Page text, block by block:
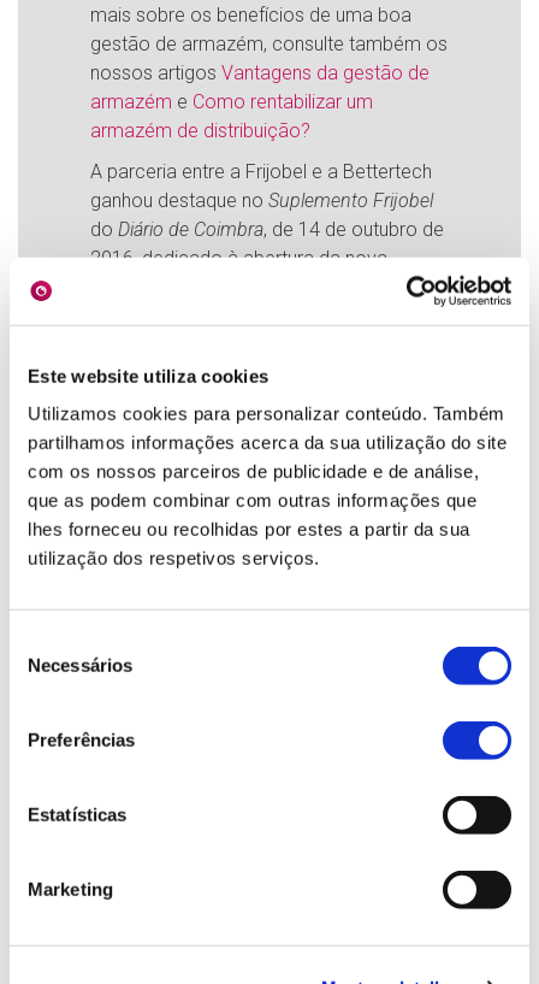
Este website utiliza cookies
Utilizamos cookies para personalizar conteúdo. Também
partilhamos informações acerca da sua utilização do site
com os nossos parceiros de publicidade e de análise,
que as podem combinar com outras informações que
lhes forneceu ou recolhidas por estes a partir da sua
utilização dos respetivos serviços.
Necessários
Preferências
Estatísticas
Marketing
mais sobre os benefícios de uma boa
gestão de armazém, consulte também os
nossos artigos Vantagens da gestão de
armazém e Como rentabilizar um
armazém de distribuição?
A parceria entre a Frijobel e a Bettertech
ganhou destaque no Suplemento Frijobel
do Diário de Coimbra, de 14 de outubro de
2016, dedicado à abertura da nova
produção da empresa, de 15 para 40
toneladas diárias. O artigo destacou o
Geslog como o sistema escolhido para
gerir o armazém, os recursos humanos e
a relação com fornecedores e clientes,
Lift Truck
a apoiar os
operadores de empilhadores no terreno.
Consulte aqui o suplemento na íntegra
(PDF).
Resource Planning
Principais Funcionalidades:
→
→ Stocks